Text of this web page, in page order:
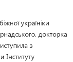
україніки
докторка
з
Інституту